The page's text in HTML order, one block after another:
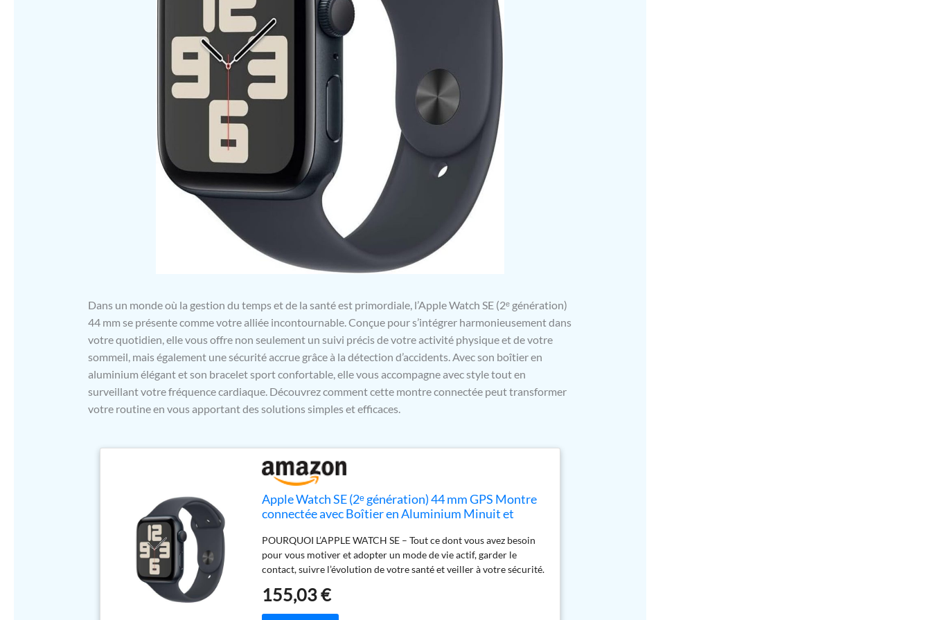
Dans un monde où la gestion du temps et de la santé est primordiale, l’Apple Watch SE (2ᵉ génération)
44 mm se présente comme votre alliée incontournable. Conçue pour s’intégrer harmonieusement dans
votre quotidien, elle vous offre non seulement un suivi précis de votre activité physique et de votre
sommeil, mais également une sécurité accrue grâce à la détection d’accidents. Avec son boîtier en
aluminium élégant et son bracelet sport confortable, elle vous accompagne avec style tout en
surveillant votre fréquence cardiaque. Découvrez comment cette montre connectée peut transformer
votre routine en vous apportant des solutions simples et efficaces.
Apple Watch SE (2ᵉ génération) 44 mm GPS Montre
connectée avec Boîtier en Aluminium Minuit et
Sommeil, détection Accidents, Suivi fréquence
Cardiaque
POURQUOI L’APPLE WATCH SE – Tout ce dont vous avez besoin
pour vous motiver et adopter un mode de vie actif, garder le
contact, suivre l’évolution de votre santé et veiller à votre sécurité.
personnalisable et connectée. Avec des fonctionnalités telles que
Détection des chutes et des données d’entraînement améliorées,
155,03 €